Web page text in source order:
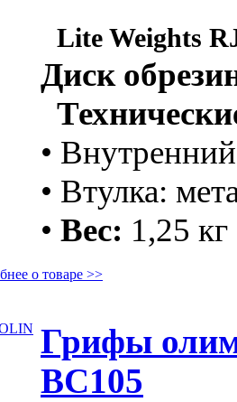
Lite Weights
Диск
•
• Втулка:
• Вес: 1,25 кг
о товаре >>
Грифы
BC105